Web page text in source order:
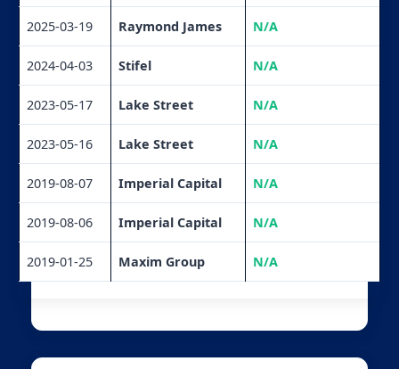
2025-03-19 Raymond James N/A
2024-04-03 Stifel N/A
2023-05-17 Lake Street N/A
2023-05-16 Lake Street N/A
2019-08-07 Imperial Capital N/A
2019-08-06 Imperial Capital N/A
2019-01-25 Maxim Group N/A